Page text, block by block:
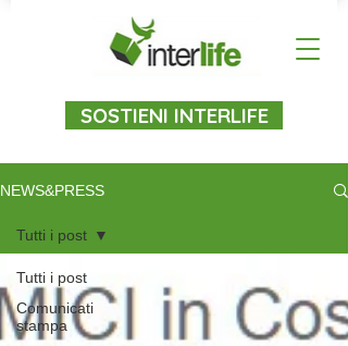
SOSTIENI INTERLIFE
NEWS&PRESS
Tutti i post
Comunicati
stampa
Tutti i post